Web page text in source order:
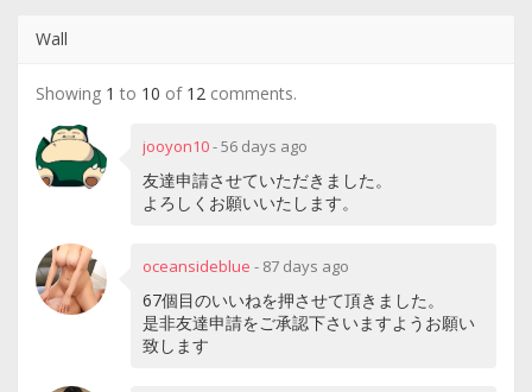
Wall
Showing 1 to 10 of 12 comments.
jooyon10-56 days ago
友達申請させていただきました。
よろしくお願いいたします。
oceansideblue - 87 days ago
67個目のいいねを押させて頂きました。
是非友達申請をご承認下さいますようお願い
致します